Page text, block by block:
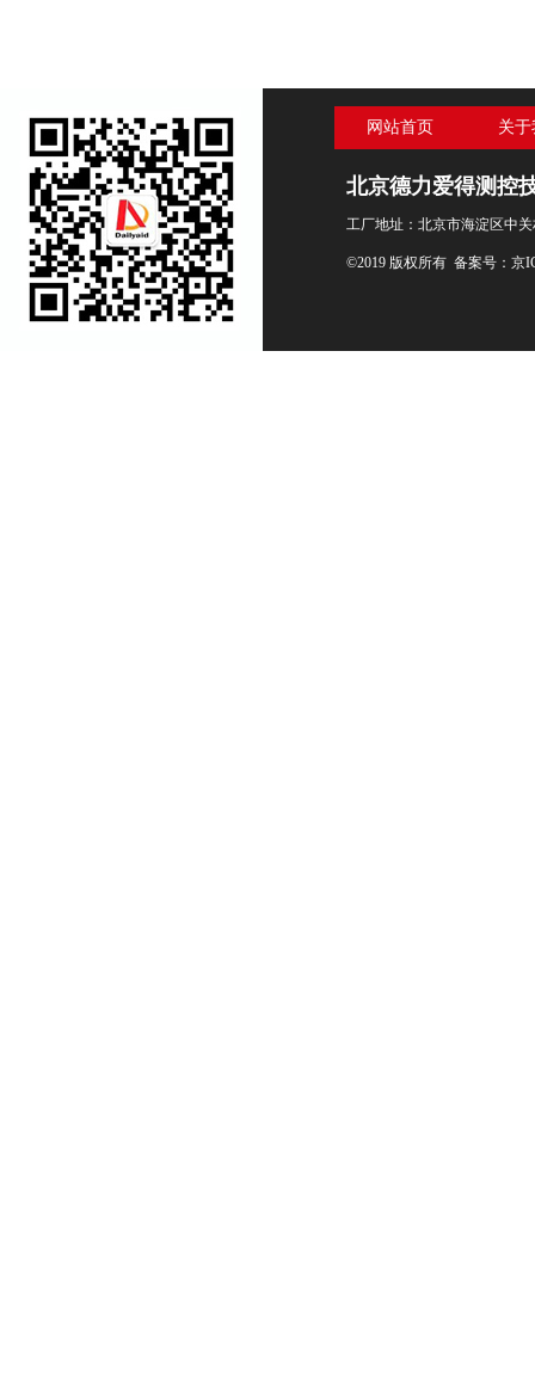
网站首页 关
北京德力爱得测控
工厂地址：北京市海淀区中
©2019 版权所有 备案号： 京